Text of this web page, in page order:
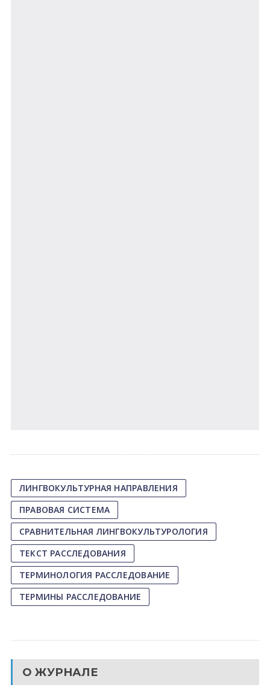
ЛИНГВОКУЛЬТУРНАЯ НАПРАВЛЕНИЯ
ПРАВОВАЯ СИСТЕМА
СРАВНИТЕЛЬНАЯ ЛИНГВОКУЛЬТУРОЛОГИЯ
ТЕКСТ РАССЛЕДОВАНИЯ
ТЕРМИНОЛОГИЯ РАССЛЕДОВАНИЕ
ТЕРМИНЫ РАССЛЕДОВАНИЕ
О ЖУРНАЛЕ